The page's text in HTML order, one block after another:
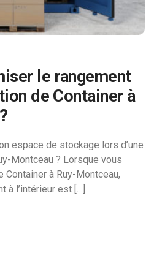
le rangement
de Container à
espace de stockage lors d’une
Montceau ? Lorsque vous
à Ruy-Montceau,
à l’intérieur est […]